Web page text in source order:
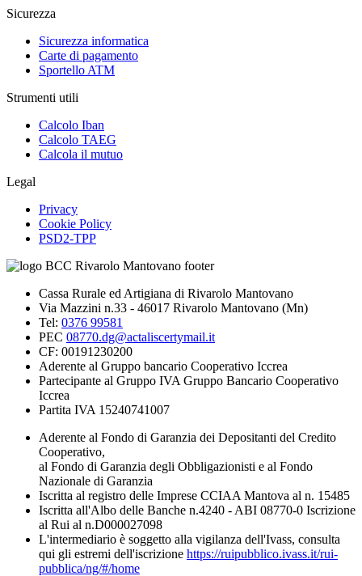
Sicurezza
Sicurezza informatica
Carte di pagamento
Sportello ATM
Strumenti utili
Calcolo Iban
Calcolo TAEG
Calcola il mutuo
Legal
Privacy
Cookie Policy
PSD2-TPP
Cassa Rurale ed Artigiana di Rivarolo Mantovano
Via Mazzini n.33 - 46017 Rivarolo Mantovano (Mn)
Tel: 0376 99581
PEC 08770.dg@actaliscertymail.it
CF: 00191230200
Aderente al Gruppo bancario Cooperativo Iccrea
Partecipante al Gruppo IVA Gruppo Bancario Cooperativo
Iccrea
Partita IVA 15240741007
Aderente al Fondo di Garanzia dei Depositanti del Credito
Cooperativo,
al Fondo di Garanzia degli Obbligazionisti e al Fondo
Nazionale di Garanzia
Iscritta al registro delle Imprese CCIAA Mantova al n. 15485
Iscritta all'Albo delle Banche n.4240 - ABI 08770-0 Iscrizione
al Rui al n.D000027098
L'intermediario è soggetto alla vigilanza dell'Ivass, consulta
qui gli estremi dell'iscrizione https://ruipubblico.ivass.it/rui-
pubblica/ng/#/home